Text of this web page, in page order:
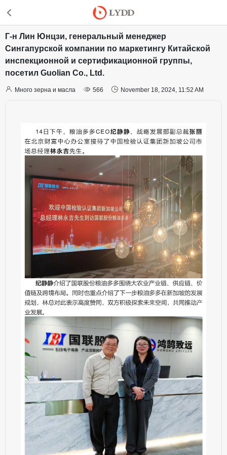
Г-н Лин Юнцзи, генеральный менеджер
Сингапурской компании по маркетингу Китайской
инспекционной и сертификационной группы,
посетил Guolian Co., Ltd.
 Много зерна и масла  566  November 18, 2024, 11:52 AM